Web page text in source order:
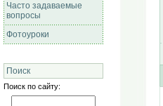
Часто задаваемые
вопросы
Фотоуроки
Поиск
Поиск по сайту: